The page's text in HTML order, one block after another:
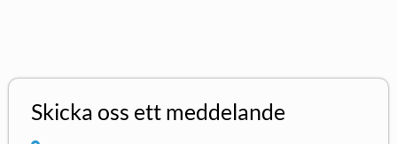
Skicka oss ett meddelande